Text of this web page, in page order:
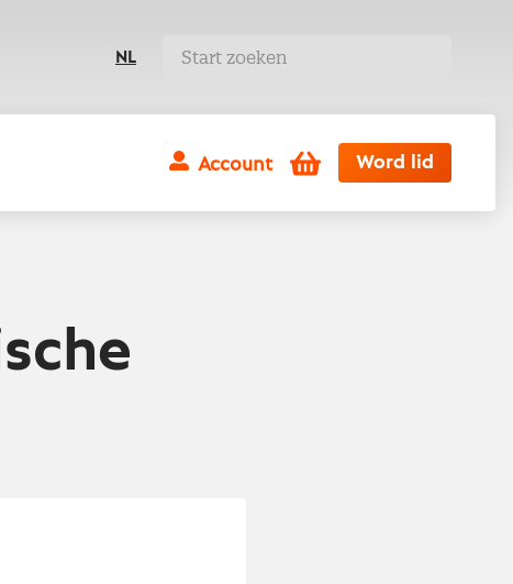
NL
Account Winkelwagen
Word lid